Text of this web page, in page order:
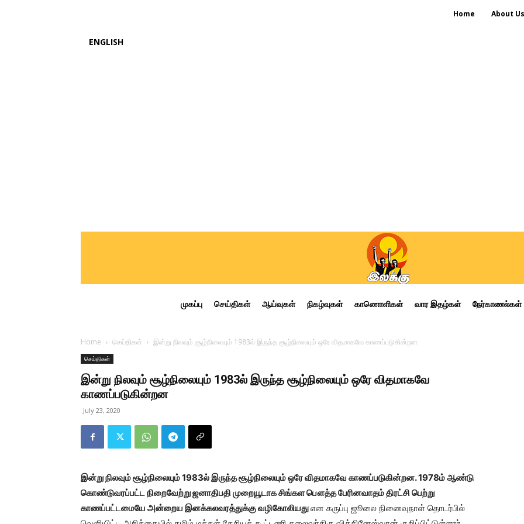
Home About Us
ENGLISH
முகப்பு செய்திகள் ஆய்வுகள் நிகழ்வுகள் காணொளிகள் வார இதழ்கள் நேர்காணல்கள்
Home செய்திகள் இன்று நிலவும் சூழ்நிலையும் 1983ல் இருந்த சூழ்நிலையும் ஒரே விதமாகவே காணப்படுகின்றன
செய்திகள்
இன்று நிலவும் சூழ்நிலையும் 1983ல் இருந்த சூழ்நிலையும் ஒரே விதமாகவே
காணப்படுகின்றன
July 23, 2020
இன்று நிலவும் சூழ்நிலையும் 1983ல் இருந்த சூழ்நிலையும் ஒரே விதமாகவே காணப்படுகின்றன. 1978ம் ஆண்டு
கொண்டுவரப்பட்ட நிறைவேற்று ஜனாதிபதி முறையூடாக சிங்கள பௌத்த பேரினவாதம் திரட்சி பெற்று
காணப்பட்டமையே அன்றைய இனக்கலவரத்துக்கு வழிகோலியதுஎன கருப்பு ஜூலை நினைவுநாள் தொடர்பில்